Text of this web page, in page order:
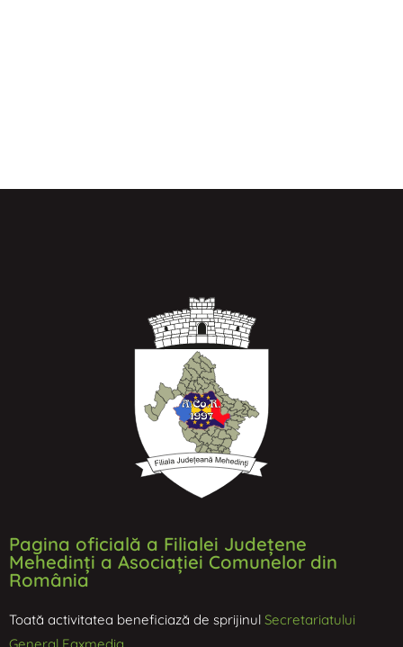
Pagina oficială a Filialei Județene
Mehedinți a Asociației Comunelor din
România
Toată activitatea beneficiază de sprijinul Secretariatului